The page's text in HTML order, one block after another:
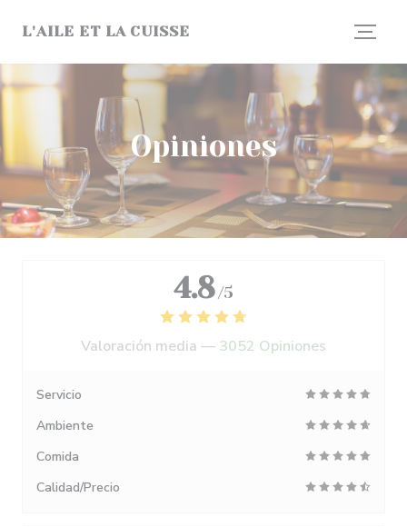
L'AILE ET LA CUISSE
Opiniones
4.8 /5
Valoración media — 3052 Opiniones
Servicio
Ambiente
Comida
Calidad/Precio